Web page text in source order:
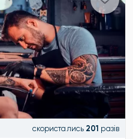
скористались 201 разів